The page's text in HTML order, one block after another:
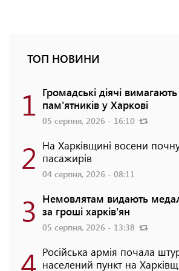
ТОП НОВИНИ
1 Громадські діячі
пам'ятників у Харкові
05 серпня, 2026 - 16:10
2 На Харківщині восени
пасажирів
04 серпня, 2026 - 08:11
3 Немовлятам видають
за гроші харків'ян
05 серпня, 2026 - 13:38
4 Російська армія почала
населений пункт на